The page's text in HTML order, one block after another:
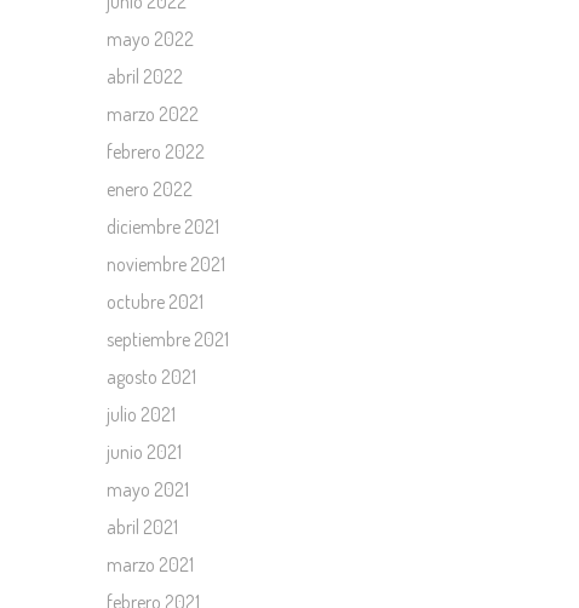
mayo 2022
abril 2022
marzo 2022
febrero 2022
enero 2022
diciembre 2021
noviembre 2021
octubre 2021
septiembre 2021
agosto 2021
julio 2021
junio 2021
mayo 2021
abril 2021
marzo 2021
febrero 2021